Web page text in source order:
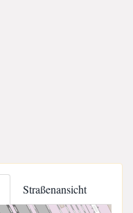
Straßenansicht